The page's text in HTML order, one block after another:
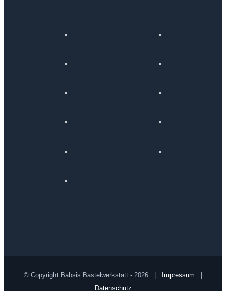
© Copyright Babsis Bastelwerkstatt - 2026 | Impressum
Datenschutz